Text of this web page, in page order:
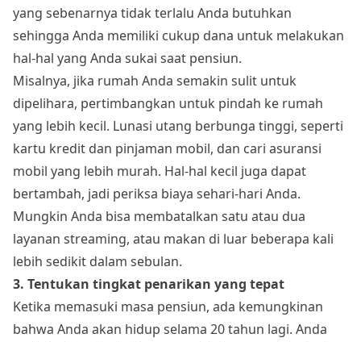
yang sebenarnya tidak terlalu Anda butuhkan
sehingga Anda memiliki cukup dana untuk melakukan
hal-hal yang Anda sukai saat pensiun.
Misalnya, jika rumah Anda semakin sulit untuk
dipelihara, pertimbangkan untuk pindah ke rumah
yang lebih kecil. Lunasi utang berbunga tinggi, seperti
kartu kredit dan pinjaman mobil, dan cari asuransi
mobil yang lebih murah. Hal-hal kecil juga dapat
bertambah, jadi periksa biaya sehari-hari Anda.
Mungkin Anda bisa membatalkan satu atau dua
layanan streaming, atau makan di luar beberapa kali
lebih sedikit dalam sebulan.
3. Tentukan tingkat penarikan yang tepat
Ketika memasuki masa pensiun, ada kemungkinan
bahwa Anda akan hidup selama 20 tahun lagi. Anda